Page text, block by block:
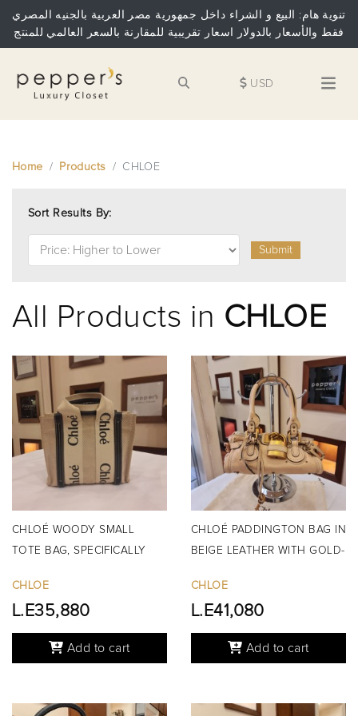
تنوية هام: البيع و الشراء داخل جمهورية مصر العربية بالجنيه المصري
فقط والأسعار بالدولار اسعار تقريبية للمقارنة بالسعر العالمي للمنتج
USD
Home Products CHLOE
Sort Results By:
Submit
All Products in CHLOE
CHLOÉ WOODY SMALL
TOTE BAG, SPECIFICALLY
CHLOE
L.E35,880
Add to cart
CHLOÉ PADDINGTON BAG IN
BEIGE LEATHER WITH GOLD-
CHLOE
L.E41,080
Add to cart